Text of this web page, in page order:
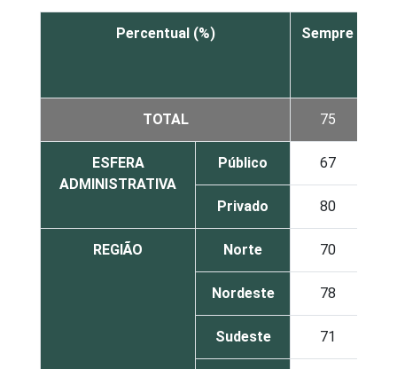
Percentual (%) Sempre
TOTAL 75
ESFERA
ADMINISTRATIVA
Público 67
Privado 80
REGIÃO Norte 70
Nordeste 78
Sudeste 71